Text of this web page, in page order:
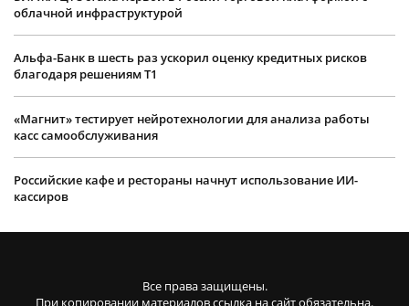
облачной инфраструктурой
Альфа-Банк в шесть раз ускорил оценку кредитных рисков
благодаря решениям Т1
«Магнит» тестирует нейротехнологии для анализа работы
касс самообслуживания
Российские кафе и рестораны начнут использование ИИ-
кассиров
Все права защищены.
При копировании материалов ссылка на сайт обязательна.